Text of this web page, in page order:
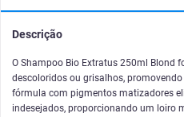
Descrição
O Shampoo Bio Extratus 250ml Blond
descoloridos ou grisalhos,
fórmula com pigmentos matizadores
indesejados, proporcionando um loiro